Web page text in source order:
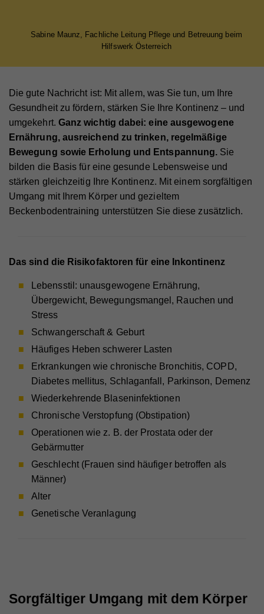
Sabine Maunz, Fachliche Leitung Pflege und Betreuung beim
Hilfswerk Österreich
Die gute Nachricht ist: Mit allem, was Sie tun, um Ihre
Gesundheit zu fördern, stärken Sie Ihre Kontinenz – und
umgekehrt. Ganz wichtig dabei: eine ausgewogene
Ernährung, ausreichend zu trinken, regelmäßige
Bewegung sowie Erholung und Entspannung. Sie
bilden die Basis für eine gesunde Lebensweise und
stärken gleichzeitig Ihre Kontinenz. Mit einem sorgfältigen
Umgang mit Ihrem Körper und gezieltem
Beckenbodentraining unterstützen Sie diese zusätzlich.
Das sind die Risikofaktoren für eine Inkontinenz
Lebensstil: unausgewogene Ernährung,
Übergewicht, Bewegungsmangel, Rauchen und
Stress
Schwangerschaft & Geburt
Häufiges Heben schwerer Lasten
Erkrankungen wie chronische Bronchitis, COPD,
Diabetes mellitus, Schlaganfall, Parkinson, Demenz
Wiederkehrende Blaseninfektionen
Chronische Verstopfung (Obstipation)
Operationen wie z. B. der Prostata oder der
Gebärmutter
Geschlecht (Frauen sind häufiger betroffen als
Männer)
Alter
Genetische Veranlagung
Sorgfältiger Umgang mit dem Körper